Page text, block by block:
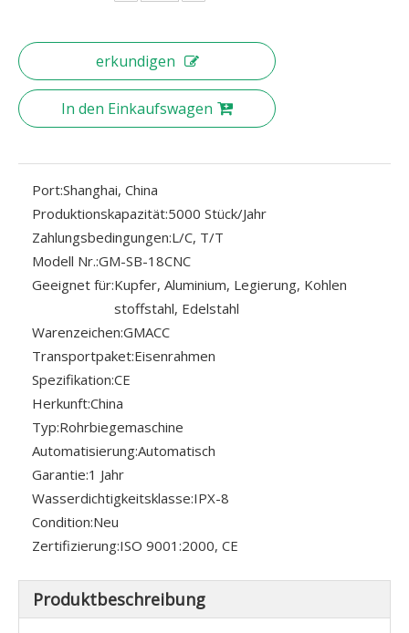
erkundigen
In den Einkaufswagen
Port:Shanghai, China
Produktionskapazität:5000 Stück/Jahr
Zahlungsbedingungen:L/C, T/T
Modell Nr.:GM-SB-18CNC
Geeignet für:Kupfer, Aluminium, Legierung, Kohlen
stoffstahl, Edelstahl
Warenzeichen:GMACC
Transportpaket:Eisenrahmen
Spezifikation:CE
Herkunft:China
Typ:Rohrbiegemaschine
Automatisierung:Automatisch
Garantie:1 Jahr
Wasserdichtigkeitsklasse:IPX-8
Condition:Neu
Zertifizierung:ISO 9001:2000, CE
Produktbeschreibung